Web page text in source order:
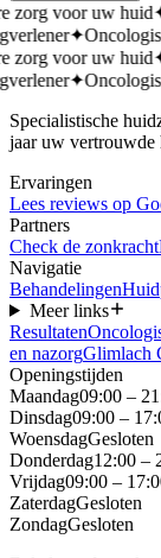
zorg voor uw huid
✦
zorg voor uw huid
✦
Specialistische
jaar uw vertrouwde
Ervaringen
Lees reviews op
Partners
Check de zonkracht
Navigatie
Behandelingen
Meer links
Resultaten
en nazorgGlimlach
Openingstijden
Maandag09:00 –
Dinsdag09:00 –
WoensdagGesloten
Donderdag12:00 –
Vrijdag09:00 –
ZaterdagGesloten
ZondagGesloten